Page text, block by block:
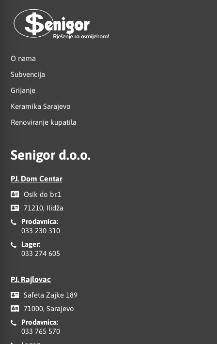
O nama
Subvencija
Grijanje
Keramika Sarajevo
Renoviranje kupatila
Senigor d.o.o.
PJ. Dom Centar
Osik do br.1
71210, Ilidža
Prodavnica:
033 230 310
Lager:
033 274 605
PJ. Rajlovac
Safeta Zajke 189
71000, Sarajevo
Prodavnica:
033 765 570